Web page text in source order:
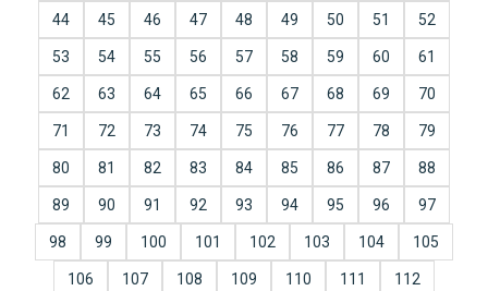
44 45 46 47 48 49 50 51 52
53 54 55 56 57 58 59 60 61
62 63 64 65 66 67 68 69 70
71 72 73 74 75 76 77 78 79
80 81 82 83 84 85 86 87 88
89 90 91 92 93 94 95 96 97
98 99 100 101 102 103 104 105
106 107 108 109 110 111 112